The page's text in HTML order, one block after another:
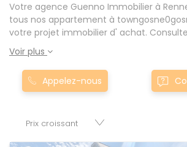
Votre agence Guenno Immobilier à
tous nos appartement à towngosne0gosne pour réussir
votre projet immobilier d' achat. Consultez l'ensemble de
nos offres à Rennes mais également aux
Rheu, Pacé, Montgermont... Nos appartement T1 à
towngosne0gosne sont proposés au meilleur prix du
marché pour permettre au plus grand
appartements, maisons, immeubles,
Voir plus
Appelez-nous